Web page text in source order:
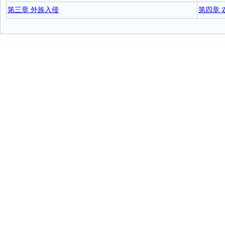
第三章 外族入侵 第四章